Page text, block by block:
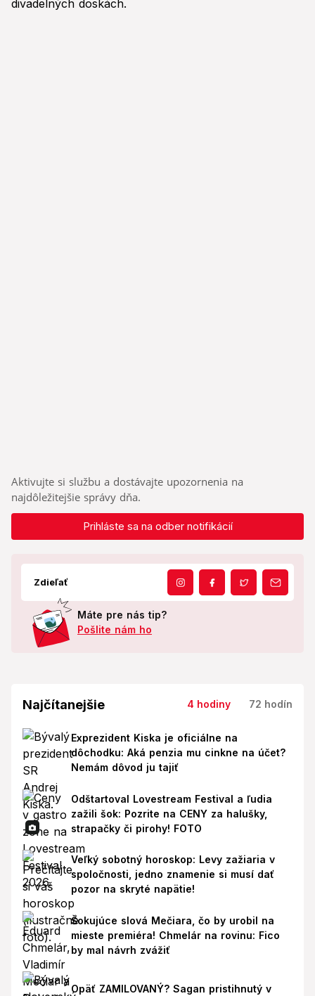
divadelných doskách.
Aktivujte si službu a dostávajte upozornenia na
najdôležitejšie správy dňa.
Prihláste sa na odber notifikácií
Zdieľať
Máte pre nás tip?
Pošlite nám ho
Najčítanejšie 4 hodiny 72 hodín
Exprezident Kiska je oficiálne na
dôchodku: Aká penzia mu cinkne na účet?
Nemám dôvod ju tajiť
Odštartoval Lovestream Festival a ľudia
zažili šok: Pozrite na CENY za halušky,
strapačky či pirohy! FOTO
Veľký sobotný horoskop: Levy zažiaria v
spoločnosti, jedno znamenie si musí dať
pozor na skryté napätie!
Šokujúce slová Mečiara, čo by urobil na
mieste premiéra! Chmelár na rovinu: Fico
by mal návrh zvážiť
Opäť ZAMILOVANÝ? Sagan pristihnutý v